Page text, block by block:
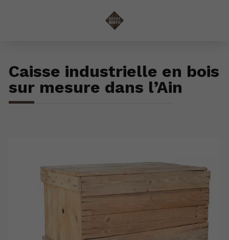
Caisse industrielle en bois
sur mesure dans l’Ain